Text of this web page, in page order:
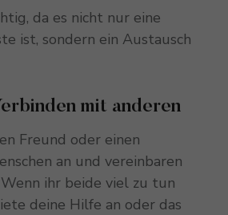
da es nicht nur eine
ist, sondern ein Austausch
mit anderen
Freund oder einen
an und vereinbaren
ihr beide viel zu tun
deine Hilfe an oder das